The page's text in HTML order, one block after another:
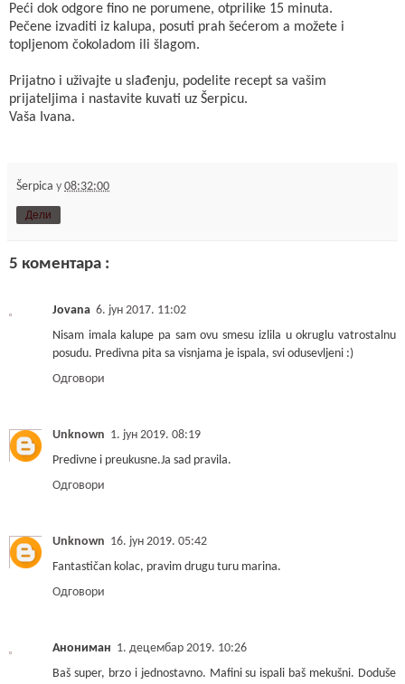
Peći dok odgore fino ne porumene, otprilike 15 minuta.
Pečene izvaditi iz kalupa, posuti prah šećerom a možete i
topljenom čokoladom ili šlagom.
Prijatno i uživajte u slađenju, podelite recept sa vašim
prijateljima i nastavite kuvati uz Šerpicu.
Vaša Ivana.
Šerpica у 08:32:00
Дели
5 коментара :
Jovana 6. јун 2017. 11:02
Nisam imala kalupe pa sam ovu smesu izlila u okruglu vatrostalnu
posudu. Predivna pita sa visnjama je ispala, svi odusevljeni :)
Одговори
Unknown 1. јун 2019. 08:19
Predivne i preukusne.Ja sad pravila.
Одговори
Unknown 16. јун 2019. 05:42
Fantastičan kolac, pravim drugu turu marina.
Одговори
Анониман 1. децембар 2019. 10:26
Baš super, brzo i jednostavno. Mafini su ispali baš mekušni. Doduše